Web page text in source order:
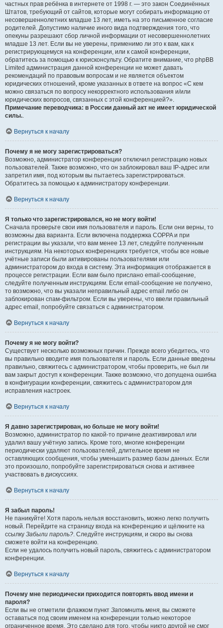
частных прав ребёнка в интернете от 1998 г. — это закон Соединённых
Штатов, требующий от сайтов, которые могут собирать информацию от
несовершеннолетних младше 13 лет, иметь на это письменное согласие
родителей. Допустимо наличие иного вида подтверждения того, что
опекуны разрешают сбор личной информации от несовершеннолетних
младше 13 лет. Если вы не уверены, применимо ли это к вам, как к
регистрирующемуся на конференции, или к самой конференции,
обратитесь за помощью к юрисконсульту. Обратите внимание, что phpBB
Limited администрация данной конференции не может давать
рекомендаций по правовым вопросам и не является объектом
юридических отношений, кроме указанных в ответе на вопрос «С кем
можно связаться по вопросу некорректного использования и/или
юридических вопросов, связанных с этой конференцией?».
Примечание переводчика: в России данный акт не имеет юридической
силы..
Вернуться к началу
Почему я не могу зарегистрироваться?
Возможно, администратор конференции отключил регистрацию новых
пользователей. Также возможно, что он заблокировал ваш IP-адрес или
запретил имя, под которым вы пытаетесь зарегистрироваться.
Обратитесь за помощью к администратору конференции.
Вернуться к началу
Я только что зарегистрировался, но не могу войти!
Сначала проверьте свои имя пользователя и пароль. Если они верны, то
возможны два варианта. Если включена поддержка COPPA и при
регистрации вы указали, что вам менее 13 лет, следуйте полученным
инструкциям. На некоторых конференциях требуется, чтобы все новые
учётные записи были активированы пользователями или
администратором до входа в систему. Эта информация отображается в
процессе регистрации. Если вам было прислано email-сообщение,
следуйте полученным инструкциям. Если email-сообщение не получено,
то возможно, что вы указали неправильный адрес email либо он
заблокирован спам-фильтром. Если вы уверены, что ввели правильный
адрес email, попробуйте связаться с администратором.
Вернуться к началу
Почему я не могу войти?
Существует несколько возможных причин. Прежде всего убедитесь, что
вы правильно вводите имя пользователя и пароль. Если данные введены
правильно, свяжитесь с администратором, чтобы проверить, не был ли
вам закрыт доступ к конференции. Также возможно, что допущена ошибка
в конфигурации конференции, свяжитесь с администратором для
исправления настроек.
Вернуться к началу
Я давно зарегистрирован, но больше не могу войти!
Возможно, администратор по какой-то причине деактивировал или
удалил вашу учётную запись. Кроме того, многие конференции
периодически удаляют пользователей, длительное время не
оставляющих сообщения, чтобы уменьшить размер базы данных. Если
это произошло, попробуйте зарегистрироваться снова и активнее
участвовать в дискуссиях.
Вернуться к началу
Я забыл пароль!
Не паникуйте! Хотя пароль нельзя восстановить, можно легко получить
новый. Перейдите на страницу входа на конференцию и щёлкните на
ссылку Забыли пароль?. Следуйте инструкциям, и скоро вы снова
сможете войти на конференцию.
Если не удалось получить новый пароль, свяжитесь с администратором
конференции.
Вернуться к началу
Почему мне периодически приходится повторять ввод имени и
пароля?
Если вы не отметили флажком пункт Запомнить меня, вы сможете
оставаться под своим именем на конференции только некоторое
ограниченное время. Это сделано для того, чтобы никто другой не смог